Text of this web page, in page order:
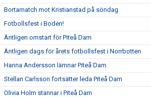
Bortamatch mot Kristianstad på söndag
Fotbollsfest i Boden!
Äntligen omstart för Piteå Dam
Äntligen dags för årets fotbollsfest i Norrbotten
Hanna Andersson lämnar Piteå Dam
Stellan Carlsson fortsätter leda Piteå Dam
Olivia Holm stannar i Piteå Dam